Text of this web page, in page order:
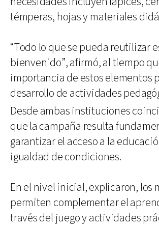
témperas, hojas y materiales
“Todo lo que se pueda reutilizar
bienvenido”, afirmó, al tiempo
importancia de estos elementos
desarrollo de actividades
Desde ambas instituciones
que la campaña resulta
garantizar el acceso a la
igualdad de condiciones.
En el nivel inicial, explicaron, los
permiten complementar el
través del juego y actividades